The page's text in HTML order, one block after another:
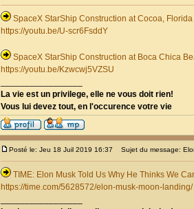
SpaceX StarShip Construction at Cocoa, Florida
https://youtu.be/U-scr6FsddY
SpaceX StarShip Construction at Boca Chica
https://youtu.be/Kzwcwj5VZSU
La vie est un privilege, elle ne vous doit rien!
Vous lui devez tout, en l'occurence votre vie
Posté le: Jeu 18 Juil 2019 16:37 Sujet du message:
TIME: Elon Musk Told Us Why He Thinks We
https://time.com/5628572/elon-musk-moon-landing/